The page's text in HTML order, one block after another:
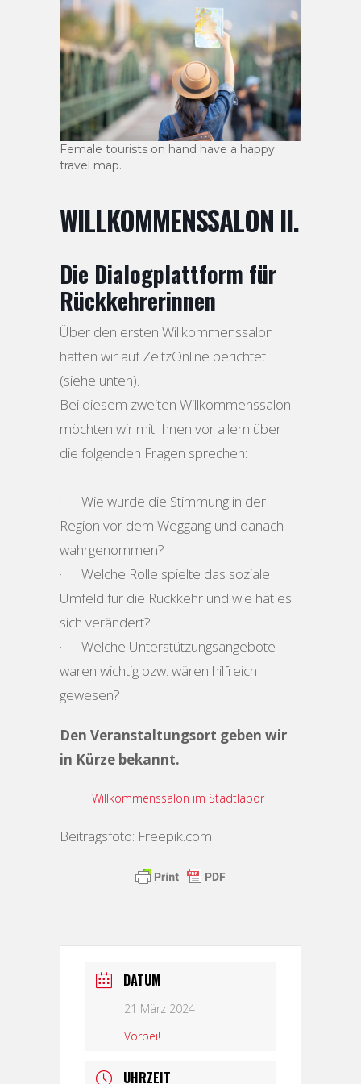
Female tourists on hand have a happy
travel map.
WILLKOMMENSSALON II.
Die Dialogplattform für
Rückkehrerinnen
Über den ersten Willkommenssalon
hatten wir auf ZeitzOnline berichtet
(siehe unten).
Bei diesem zweiten Willkommenssalon
möchten wir mit Ihnen vor allem über
die folgenden Fragen sprechen:
· Wie wurde die Stimmung in der
Region vor dem Weggang und danach
wahrgenommen?
· Welche Rolle spielte das soziale
Umfeld für die Rückkehr und wie hat es
sich verändert?
· Welche Unterstützungsangebote
waren wichtig bzw. wären hilfreich
gewesen?
Den Veranstaltungsort geben wir
in Kürze bekannt.
Willkommenssalon im Stadtlabor
Beitragsfoto: Freepik.com
DATUM
21 März 2024
Vorbei!
UHRZEIT